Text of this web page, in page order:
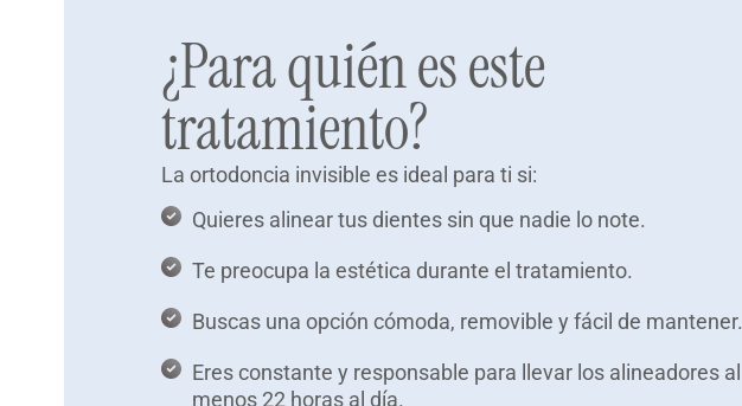
¿Para quién es este
tratamiento?
La ortodoncia invisible es ideal para ti si:
Quieres alinear tus dientes sin que nadie lo note.
Te preocupa la estética durante el tratamiento.
Buscas una opción cómoda, removible y fácil de mantener.
Eres constante y responsable para llevar los alineadores al
menos 22 horas al día.